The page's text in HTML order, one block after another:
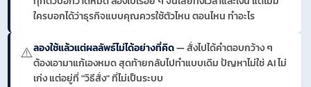
ใครบอกได้ว่าธุรกิจแบบคุณควรใช้ตัวไหน ตอนไหน ทำอะไร
⚠️ลองใช้แล้วแต่ผลลัพธ์ไม่ได้อย่างที่คิด— สั่งไปได้คำตอบกว้าง ๆ
ต้องเอามาแก้เองหมด สุดท้ายกลับไปทำแบบเดิม ปัญหาไม่ใช่ AI ไม่
เก่ง แต่อยู่ที่ "วิธีสั่ง" ที่ไม่เป็นระบบ